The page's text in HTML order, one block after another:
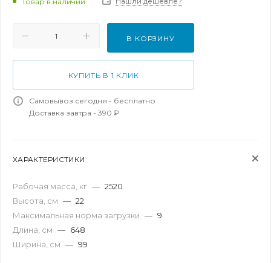
В КОРЗИНУ
КУПИТЬ В 1 КЛИК
Самовывоз сегодня - бесплатно
Доставка завтра - 390 ₽
ХАРАКТЕРИСТИКИ
Рабочая масса, кг — 2520
Высота, см — 22
Максимальная норма загрузки — 9
Длина, см — 648
Ширина, см — 99